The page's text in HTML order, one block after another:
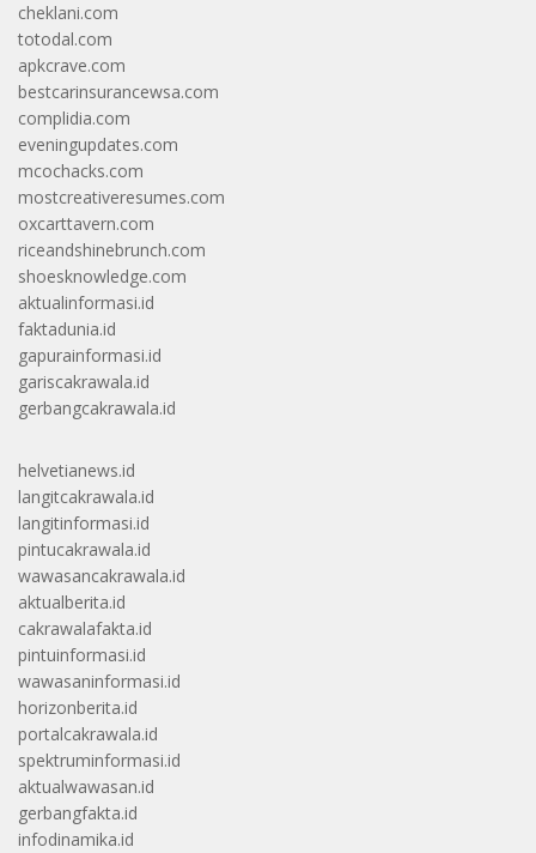
cheklani.com
totodal.com
apkcrave.com
bestcarinsurancewsa.com
complidia.com
eveningupdates.com
mcochacks.com
mostcreativeresumes.com
oxcarttavern.com
riceandshinebrunch.com
shoesknowledge.com
aktualinformasi.id
faktadunia.id
gapurainformasi.id
gariscakrawala.id
gerbangcakrawala.id
helvetianews.id
langitcakrawala.id
langitinformasi.id
pintucakrawala.id
wawasancakrawala.id
aktualberita.id
cakrawalafakta.id
pintuinformasi.id
wawasaninformasi.id
horizonberita.id
portalcakrawala.id
spektruminformasi.id
aktualwawasan.id
gerbangfakta.id
infodinamika.id